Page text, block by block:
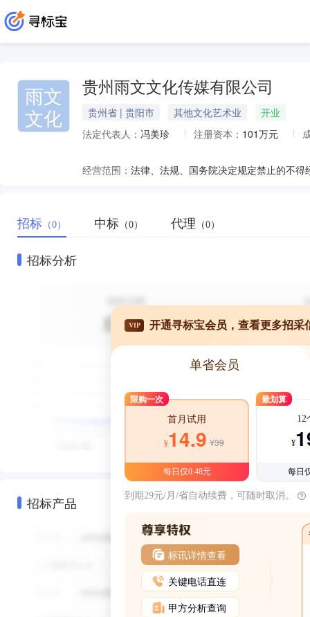
雨文
文化
贵州雨文文化传媒有限公司
贵州省 | 贵阳市 其他文化艺术业
开业
法定代表人： 冯美珍 注册资本： 101万元
经营范围：
招标 （0） 中标 （0） 代理 （0）
招标分析
招标产品
VIP 开通寻标宝会员，查看更多招采
单省会员
限购一次
首月试用
¥14.9 ¥39
每日仅0.48元
最划算
12
¥
每日
到期29元/月/省自动续费，可随时取消。
标讯详情查看
关键电话直连
甲方分析查询